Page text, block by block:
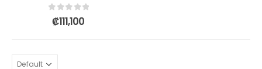
0out of 5
₡111,100